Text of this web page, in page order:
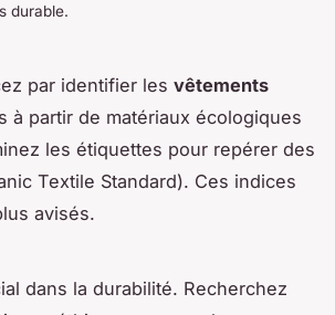
durable.
par identifier les vêtements
à partir de matériaux écologiques
les étiquettes pour repérer des
Textile Standard). Ces indices
avisés.
dans la durabilité. Recherchez